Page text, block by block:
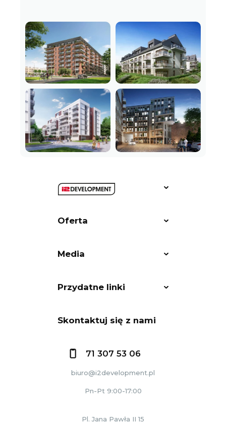
Oferta
Media
Przydatne linki
Skontaktuj się z nami
71 307 53 06
biuro@i2development.pl
Pn-Pt 9:00-17:00
Pl. Jana Pawła II 15